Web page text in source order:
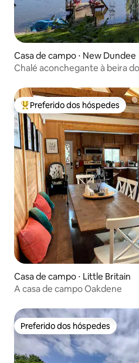
Casa de campo ⋅ New Dundee
Chalé aconchegante à beira
Entre os melhores preferidos
Preferido dos hóspedes
Casa de campo ⋅ Little Britain
A casa de campo Oakdene
Preferido dos hóspedes
Preferido dos hóspedes